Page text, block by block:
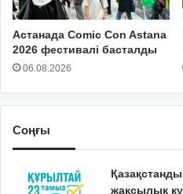
Астанада Comic Con Astana
2026 фестивалі басталды
06.08.2026
Соңғы
жақсылық